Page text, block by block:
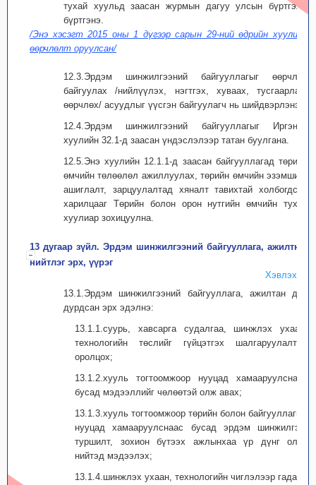
тухай хуульд заасан журмын дагуу улсын бүртгэлд
бүртгэнэ.
/Энэ хэсэгт 2015 оны 1 дүгээр сарын 29-ний өдрийн хуулиар
өөрчлөлт оруулсан/
12.3.Эрдэм шинжилгээний байгууллагыг өөрчлөн
байгуулах /нийлүүлэх, нэгтгэх, хуваах, тусгаарлах,
өөрчлөх/ асуудлыг үүсгэн байгуулагч нь шийдвэрлэнэ.
12.4.Эрдэм шинжилгээний байгууллагыг Иргэний
хуулийн 32.1-д заасан үндэслэлээр татан буулгана.
12.5.Энэ хуулийн 12.1.1-д заасан байгууллагад төрийн
өмчийн төлөөлөл ажиллуулах, төрийн өмчийн эзэмшил,
ашиглалт, зарцуулалтад хяналт тавихтай холбогдсон
харилцааг Төрийн болон орон нутгийн өмчийн тухай
хуулиар зохицуулна.
13 дугаар зүйл. Эрдэм шинжилгээний байгууллага, ажилтны
нийтлэг эрх, үүрэг
Хэвлэх
13.1.Эрдэм шинжилгээний байгууллага, ажилтан дор
дурдсан эрх эдэлнэ:
13.1.1.суурь, хавсарга судалгаа, шинжлэх ухаан,
технологийн төслийг гүйцэтгэх шалгаруулалтад
оролцох;
13.1.2.хууль тогтоомжоор нууцад хамааруулснаас
бусад мэдээллийг чөлөөтэй олж авах;
13.1.3.хууль тогтоомжоор төрийн болон байгууллагын
нууцад хамааруулснаас бусад эрдэм шинжилгээ,
туршилт, зохион бүтээх ажлынхаа үр дүнг олон
нийтэд мэдээлэх;
13.1.4.шинжлэх ухаан, технологийн чиглэлээр гадаад